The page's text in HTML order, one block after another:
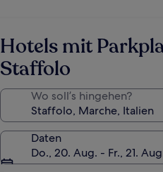
Hotels mit
Staffolo
Wo soll’s hingehen?
Daten
Do., 20. Aug. - Fr., 21.